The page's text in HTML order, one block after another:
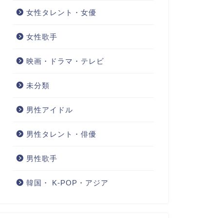
女性タレント・女優
女性歌手
映画・ドラマ・テレビ
未分類
男性アイドル
男性タレント・俳優
男性歌手
韓国・ K-POP・アジア